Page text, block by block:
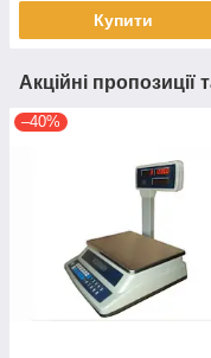
Купити
Акційні пропозиції
–40%